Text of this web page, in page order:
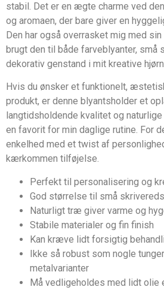
stabil. Det er en ægte charme ved
og aromaen, der bare giver en
Den har også overrasket mig med
brugt den til både farveblyanter, små
dekorativ genstand i mit kreative
Hvis du ønsker et funktionelt,
produkt, er denne blyantsholder et
langtidsholdende kvalitet og
en favorit for min daglige rutine. For
enkelhed med et twist af
kærkommen tilføjelse.
Perfekt til personalisering og
God størrelse til små
Naturligt træ giver varme og
Stabile materialer og fin finish
Kan kræve lidt forsigtig
Ikke så robust som nogle
metalvarianter
Må vedligeholdes med lidt olie